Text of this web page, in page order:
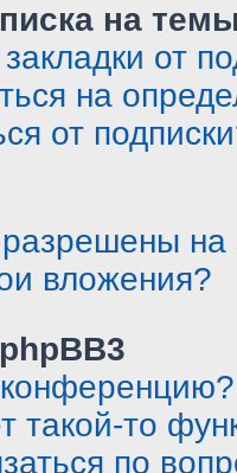
на
от
на
от
вложения?
конференцию?
такой-то
по